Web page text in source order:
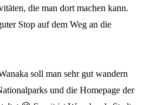
die man dort machen kann.
Stop auf dem Weg an die
soll man sehr gut wandern
und die Homepage der